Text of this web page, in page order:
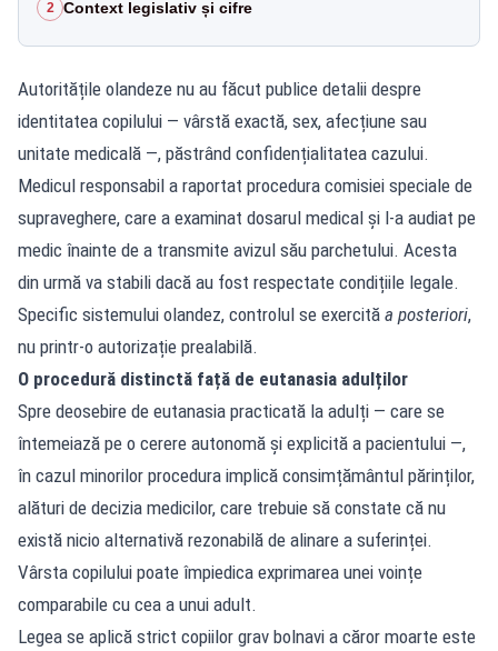
2 Context legislativ și cifre
Autoritățile olandeze nu au făcut publice detalii despre
identitatea copilului — vârstă exactă, sex, afecțiune sau
unitate medicală —, păstrând confidențialitatea cazului.
Medicul responsabil a raportat procedura comisiei speciale de
supraveghere, care a examinat dosarul medical și l-a audiat pe
medic înainte de a transmite avizul său parchetului. Acesta
din urmă va stabili dacă au fost respectate condițiile legale.
Specific sistemului olandez, controlul se exercită a posteriori,
nu printr-o autorizație prealabilă.
O procedură distinctă față de eutanasia adulților
Spre deosebire de eutanasia practicată la adulți — care se
întemeiază pe o cerere autonomă și explicită a pacientului —,
în cazul minorilor procedura implică consimțământul părinților,
alături de decizia medicilor, care trebuie să constate că nu
există nicio alternativă rezonabilă de alinare a suferinței.
Vârsta copilului poate împiedica exprimarea unei voințe
comparabile cu cea a unui adult.
Legea se aplică strict copiilor grav bolnavi a căror moarte este